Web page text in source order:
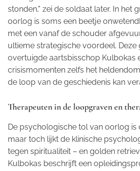
stonden," zei de soldaat later. In het
oorlog is soms een beetje
met een vanaf de schouder
ultieme strategische voordeel. Deze
overtuigde aartsbisschop Kulbokas
crisismomenten zelfs het
de loop van de geschiedenis kan
Therapeuten in de loopgraven en
De psychologische tol van oorlog is
maar toch lijkt de klinische
tegen spiritualiteit – en golden
Kulbokas beschrijft een